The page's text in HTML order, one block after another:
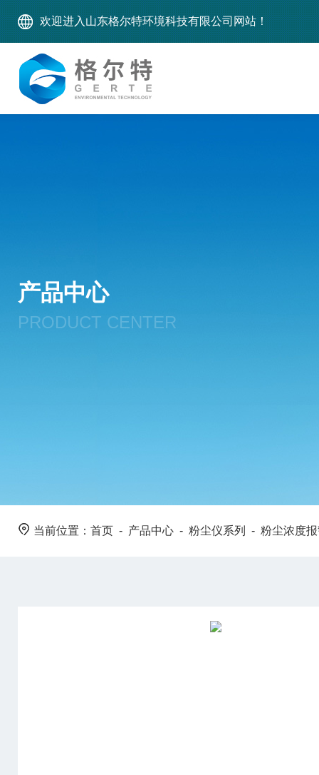
欢迎进入山东格尔特环境科技有限公司网站！
产品中心
PRODUCT CENTER
当前位置： 首页 - 产品中心 - 粉尘仪系列 - 粉尘浓度